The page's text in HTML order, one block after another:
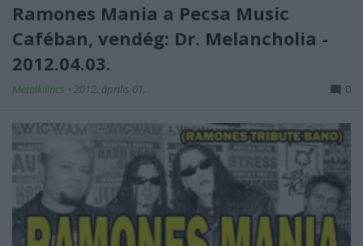
Ramones Mania a Pecsa Music
Caféban, vendég: Dr. Melancholia -
2012.04.03.
Metalkilincs • 2012. április 01. 0